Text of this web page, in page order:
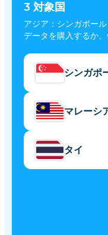
3 対象国
アジア：シンガポー
データを購入するか
シンガポ
マレーシ
タイ